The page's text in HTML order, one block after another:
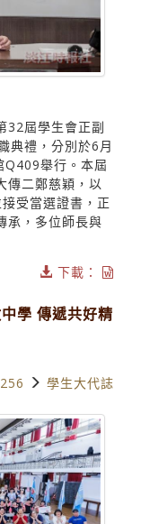
32屆學生會正副
典禮，分別於6月
舉行。本屆
傳二鄭慈穎，以
受當選證書，正
承，多位師長與
下載：
學 傳遞共好精
學生大代誌